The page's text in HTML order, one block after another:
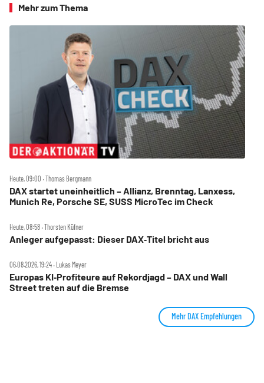
Mehr zum Thema
Heute, 09:00 ‧ Thomas Bergmann
DAX startet uneinheitlich – Allianz, Brenntag, Lanxess,
Munich Re, Porsche SE, SUSS MicroTec im Check
Heute, 08:58 ‧ Thorsten Küfner
Anleger aufgepasst: Dieser DAX‑Titel bricht aus
06.08.2026, 19:24 ‧ Lukas Meyer
Europas KI‑Profiteure auf Rekordjagd – DAX und Wall
Street treten auf die Bremse
Mehr DAX Empfehlungen